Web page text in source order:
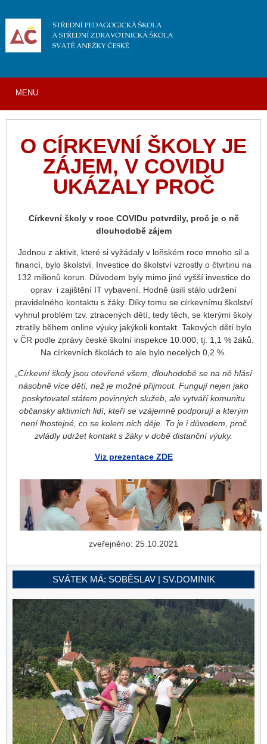
O CÍRKEVNÍ ŠKOLY JE
ZÁJEM, V COVIDU
UKÁZALY PROČ
Církevní školy v roce COVIDu potvrdily, proč je o ně
dlouhodobě zájem
Jednou z aktivit, které si vyžádaly v loňském roce mnoho sil a
financí, bylo školství. Investice do školství vzrostly o čtvrtinu na
132 milionů korun. Důvodem byly mimo jiné vyšší investice do
oprav i zajištění IT vybavení. Hodně úsilí stálo udržení
pravidelného kontaktu s žáky. Díky tomu se církevnímu školství
vyhnul problém tzv. ztracených dětí, tedy těch, se kterými školy
ztratily během online výuky jakýkoli kontakt. Takových dětí bylo
v ČR podle zprávy české školní inspekce 10.000, tj. 1,1 % žáků.
Na církevních školách to ale bylo necelých 0,2 %.
„Církevní školy jsou otevřené všem, dlouhodobě se na ně hlásí
násobně více dětí, než je možné přijmout. Fungují nejen jako
poskytovatel státem povinných služeb, ale vytváří komunitu
občansky aktivních lidí, kteří se vzájemně podporují a kterým
není lhostejné, co se kolem nich děje. To je i důvodem, proč
zvládly udržet kontakt s žáky v době distanční výuky.
Viz prezentace ZDE
zveřejněno: 25.10.2021
SVÁTEK MÁ: SOBĚSLAV | SV.DOMINIK
MENU